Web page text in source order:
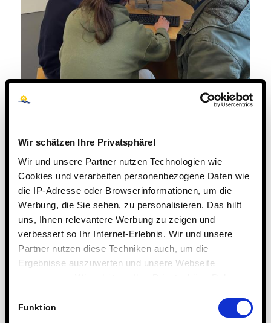
Wir schätzen Ihre Privatsphäre!
Wir und unsere Partner nutzen Technologien wie
Cookies und verarbeiten personenbezogene Daten wie
die IP-Adresse oder Browserinformationen, um die
Werbung, die Sie sehen, zu personalisieren. Das hilft
uns, Ihnen relevantere Werbung zu zeigen und
verbessert so Ihr Internet-Erlebnis. Wir und unsere
Partner nutzen diese Techniken auch, um die
Ergebnisse auszuwerten und unsere Webseite
anzupassen. Wir schätzen Ihre Privatsphäre. Daher
Technologien.
Funktion